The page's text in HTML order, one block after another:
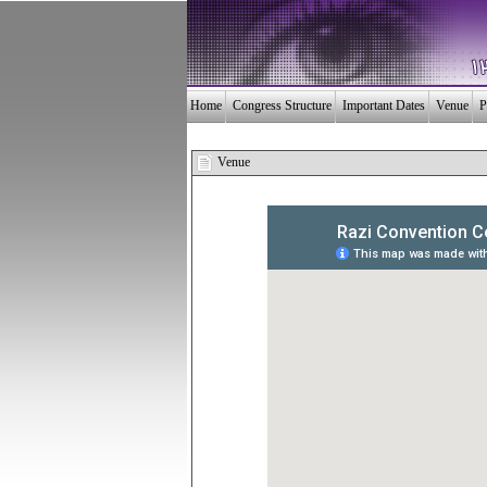
Home Congress Structure Important Dates Venue
Venue